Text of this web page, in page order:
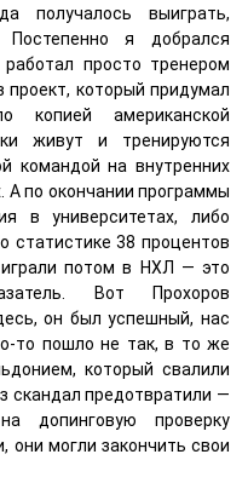
получалось выиграть,
я добрался
просто тренером
который придумал
копией американской
живут и тренируются
командой на внутренних
А по окончании программы
в университетах, либо
статистике 38 процентов
потом в НХЛ — это
Вот Прохоров
он был успешный, нас
то пошло не так, в то же
который свалили
скандал предотвратили —
допинговую проверку
они могли закончить свои